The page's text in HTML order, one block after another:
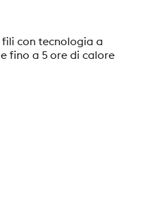
fili con tecnologia a
fino a 5 ore di calore